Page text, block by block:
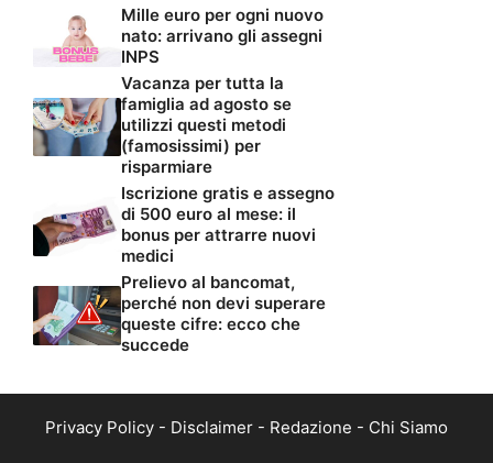
Mille euro per ogni nuovo
nato: arrivano gli assegni
INPS
Vacanza per tutta la
famiglia ad agosto se
utilizzi questi metodi
(famosissimi) per
risparmiare
Iscrizione gratis e assegno
di 500 euro al mese: il
bonus per attrarre nuovi
medici
Prelievo al bancomat,
perché non devi superare
queste cifre: ecco che
succede
Privacy Policy - Disclaimer - Redazione - Chi Siamo